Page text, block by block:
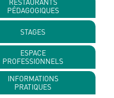
RESTAURANTS
PÉDAGOGIQUES
STAGES
ESPACE
PROFESSIONNELS
INFORMATIONS
PRATIQUES